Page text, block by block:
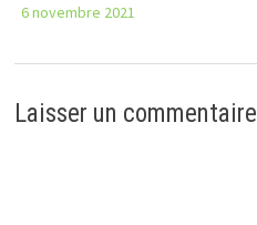
6 novembre 2021
Laisser un commentaire